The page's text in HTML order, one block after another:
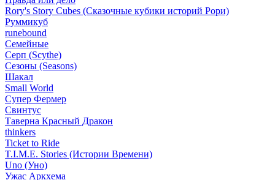
Rory's Story Cubes (Сказочные кубики историй Рори)
Руммикуб
runebound
Семейные
Серп (Scythe)
Сезоны (Seasons)
Шакал
Small World
Супер Фермер
Свинтус
Таверна Красный Дракон
thinkers
Ticket to Ride
T.I.M.E. Stories (Истории Времени)
Uno (Уно)
Ужас Аркхема